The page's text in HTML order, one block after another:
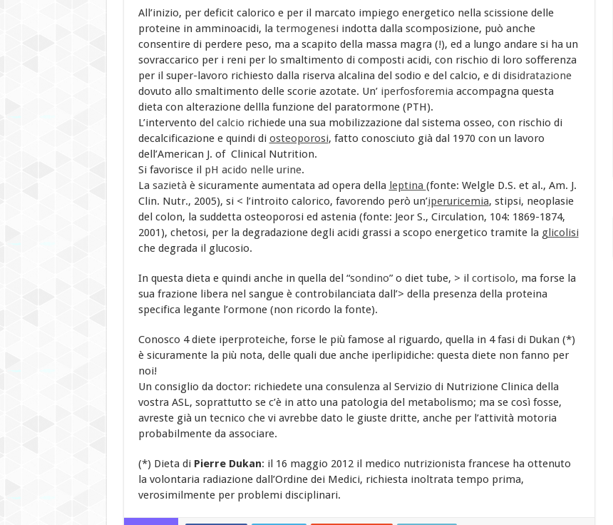
All’inizio, per deficit calorico e per il marcato impiego energetico nella scissione delle
proteine in amminoacidi, la termogenesi indotta dalla scomposizione, può anche
consentire di perdere peso, ma a scapito della massa magra (!), ed a lungo andare si ha un
sovraccarico per i reni per lo smaltimento di composti acidi, con rischio di loro sofferenza
per il super-lavoro richiesto dalla riserva alcalina del sodio e del calcio, e di disidratazione
dovuto allo smaltimento delle scorie azotate. Un’ iperfosforemia accompagna questa
dieta con alterazione dellla funzione del paratormone (PTH).
L’intervento del calcio richiede una sua mobilizzazione dal sistema osseo, con rischio di
decalcificazione e quindi di osteoporosi, fatto conosciuto già dal 1970 con un lavoro
dell’American J. of Clinical Nutrition.
Si favorisce il pH acido nelle urine.
La sazietà è sicuramente aumentata ad opera della leptina (fonte: Welgle D.S. et al., Am. J.
Clin. Nutr., 2005), si < l’introito calorico, favorendo però un’iperuricemia, stipsi, neoplasie
del colon, la suddetta osteoporosi ed astenia (fonte: Jeor S., Circulation, 104: 1869-1874,
2001), chetosi, per la degradazione degli acidi grassi a scopo energetico tramite la glicolisi
che degrada il glucosio.
In questa dieta e quindi anche in quella del “sondino” o diet tube, > il cortisolo, ma forse la
sua frazione libera nel sangue è controbilanciata dall’> della presenza della proteina
specifica legante l’ormone (non ricordo la fonte).
Conosco 4 diete iperproteiche, forse le più famose al riguardo, quella in 4 fasi di Dukan (*)
è sicuramente la più nota, delle quali due anche iperlipidiche: questa diete non fanno per
noi!
Un consiglio da doctor: richiedete una consulenza al Servizio di Nutrizione Clinica della
vostra ASL, soprattutto se c’è in atto una patologia del metabolismo; ma se così fosse,
avreste già un tecnico che vi avrebbe dato le giuste dritte, anche per l’attività motoria
probabilmente da associare.
(*) Dieta di Pierre Dukan: il 16 maggio 2012 il medico nutrizionista francese ha ottenuto
la volontaria radiazione dall’Ordine dei Medici, richiesta inoltrata tempo prima,
verosimilmente per problemi disciplinari.